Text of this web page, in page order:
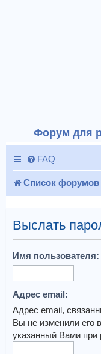
Форум для
FAQ
Список форумов
Выслать
Имя пользователя:
Адрес email:
Адрес email,
Вы не изменили его
указанный Вами при